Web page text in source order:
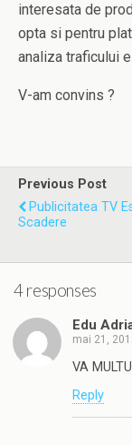
interesata de
opta si pentru
analiza traficului
V-am convins ?
Previous Post
Publicitatea TV
Scadere
4 responses
Edu
mai 21,
VA
Reply